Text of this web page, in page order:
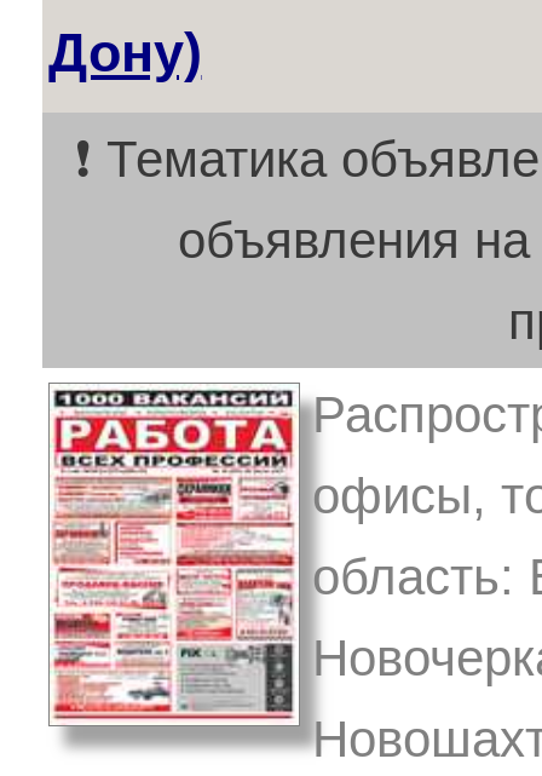
Дону)
❗ Тематика
объявления
офисы,
область: